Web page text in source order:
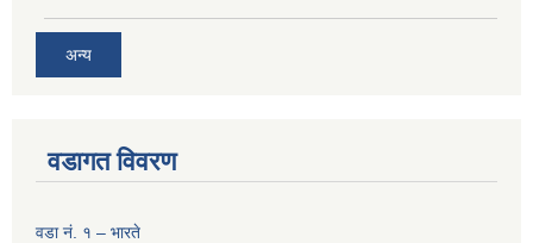
अन्य
वडागत विवरण
वडा नं. १ – भारते